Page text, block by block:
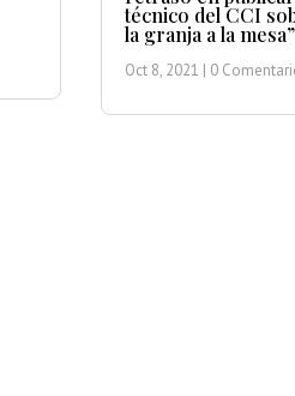
técnico del CCI
la granja a la mesa”
Oct 8, 2021 | 0